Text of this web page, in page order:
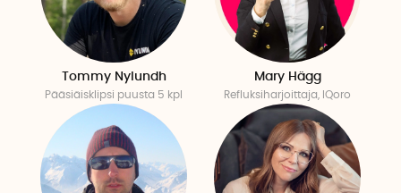
Tommy Nylundh
Pääsiäisklipsi puusta 5 kpl
Mary Hägg
Refluksiharjoittaja, IQoro